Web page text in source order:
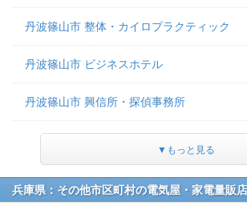
丹波篠山市 整体・カイロプラクティック
丹波篠山市 ビジネスホテル
丹波篠山市 興信所・探偵事務所
▼もっと見る
兵庫県：その他市区町村の電気屋・家電量販店